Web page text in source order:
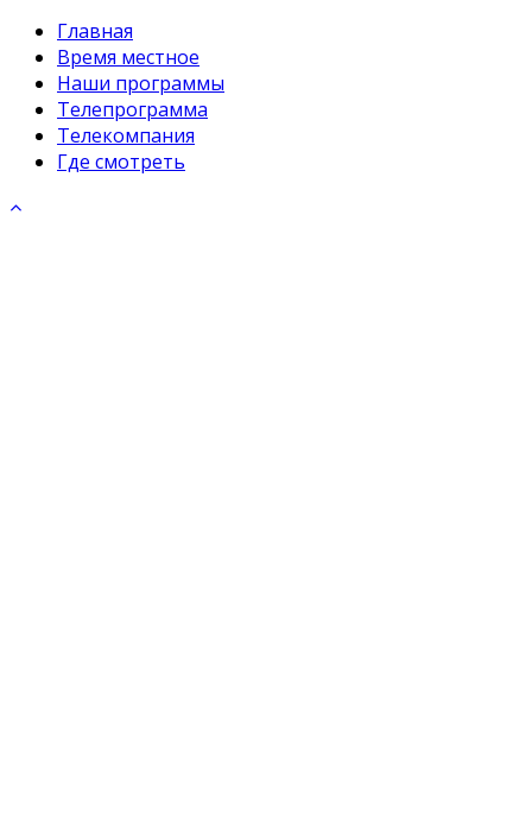
Главная
Время местное
Наши программы
Телепрограмма
Телекомпания
Где смотреть